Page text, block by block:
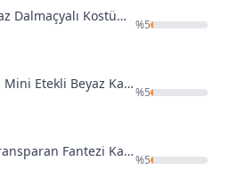
Fantezi Siyah Beyaz Dalmaçyalı Kostüm Jesica Bella JB-0016
%5
Tüllü Yakası Saten Mini Etekli Beyaz Kadın Fantezi Denizci Kostümü NightLight 3671
%5
Ponponlu Siyah Transparan Fantezi Kadın Kostüm NightLight 3833
%5